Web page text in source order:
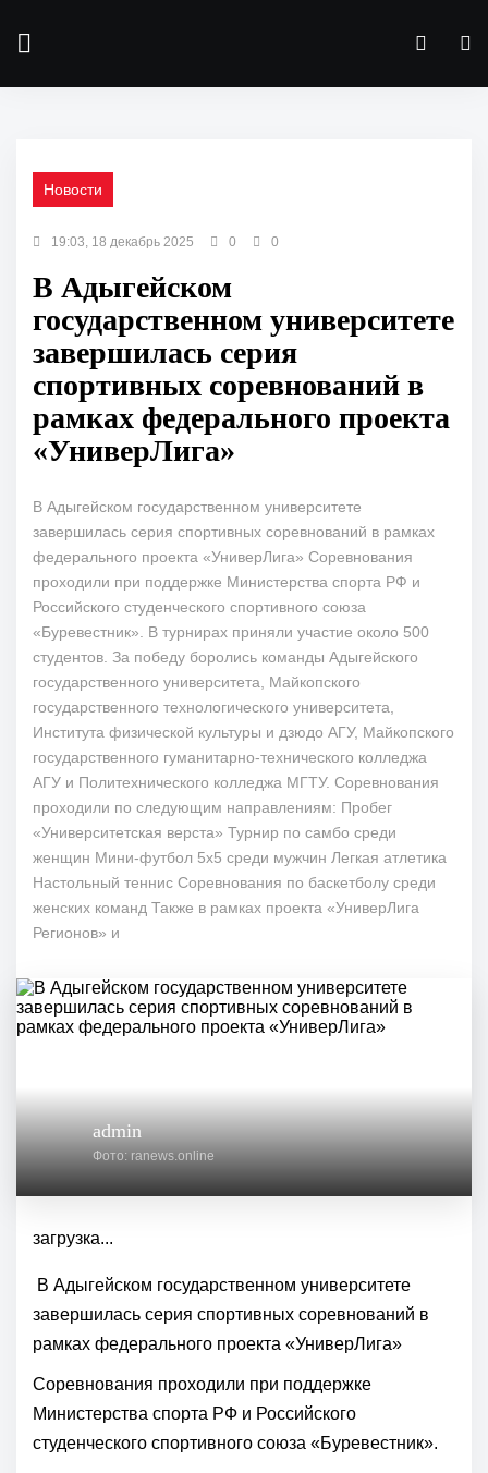
Новости
19:03, 18 декабрь 2025 0 0
В Адыгейском
государственном университете
завершилась серия
спортивных соревнований в
рамках федерального проекта
«УниверЛига»
В Адыгейском государственном университете
завершилась серия спортивных соревнований в рамках
федерального проекта «УниверЛига» Соревнования
проходили при поддержке Министерства спорта РФ и
Российского студенческого спортивного союза
«Буревестник». В турнирах приняли участие около 500
студентов. За победу боролись команды Адыгейского
государственного университета, Майкопского
государственного технологического университета,
Института физической культуры и дзюдо АГУ, Майкопского
государственного гуманитарно-технического колледжа
АГУ и Политехнического колледжа МГТУ. Соревнования
проходили по следующим направлениям: Пробег
«Университетская верста» Турнир по самбо среди
женщин Мини-футбол 5х5 среди мужчин Легкая атлетика
Настольный теннис Соревнования по баскетболу среди
женских команд Также в рамках проекта «УниверЛига
Регионов» и
admin
Фото: ranews.online
загрузка...
В Адыгейском государственном университете
завершилась серия спортивных соревнований в
рамках федерального проекта «УниверЛига»
Соревнования проходили при поддержке
Министерства спорта РФ и Российского
студенческого спортивного союза «Буревестник».